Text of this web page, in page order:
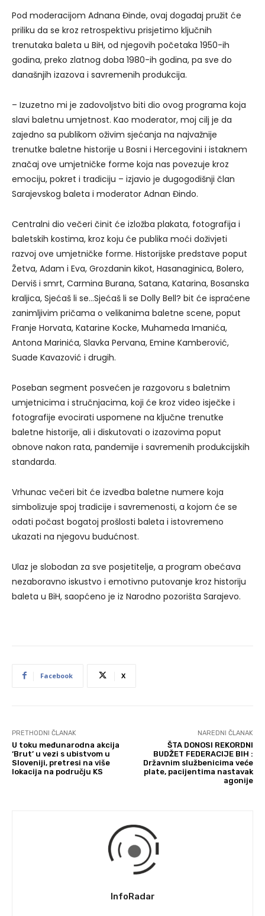
Pod moderacijom Adnana Đinde, ovaj događaj pružit će
priliku da se kroz retrospektivu prisjetimo ključnih
trenutaka baleta u BiH, od njegovih početaka 1950-ih
godina, preko zlatnog doba 1980-ih godina, pa sve do
današnjih izazova i savremenih produkcija.
– Izuzetno mi je zadovoljstvo biti dio ovog programa koja
slavi baletnu umjetnost. Kao moderator, moj cilj je da
zajedno sa publikom oživim sjećanja na najvažnije
trenutke baletne historije u Bosni i Hercegovini i istaknem
značaj ove umjetničke forme koja nas povezuje kroz
emociju, pokret i tradiciju – izjavio je dugogodišnji član
Sarajevskog baleta i moderator Adnan Đindo.
Centralni dio večeri činit će izložba plakata, fotografija i
baletskih kostima, kroz koju će publika moći doživjeti
razvoj ove umjetničke forme. Historijske predstave poput
Žetva, Adam i Eva, Grozdanin kikot, Hasanaginica, Bolero,
Derviš i smrt, Carmina Burana, Satana, Katarina, Bosanska
kraljica, Sjećaš li se…Sjećaš li se Dolly Bell? bit će ispraćene
zanimljivim pričama o velikanima baletne scene, poput
Franje Horvata, Katarine Kocke, Muhameda Imanića,
Antona Marinića, Slavka Pervana, Emine Kamberović,
Suade Kavazović i drugih.
Poseban segment posvećen je razgovoru s baletnim
umjetnicima i stručnjacima, koji će kroz video isječke i
fotografije evocirati uspomene na ključne trenutke
baletne historije, ali i diskutovati o izazovima poput
obnove nakon rata, pandemije i savremenih produkcijskih
standarda.
Vrhunac večeri bit će izvedba baletne numere koja
simbolizuje spoj tradicije i savremenosti, a kojom će se
odati počast bogatoj prošlosti baleta i istovremeno
ukazati na njegovu budućnost.
Ulaz je slobodan za sve posjetitelje, a program obećava
nezaboravno iskustvo i emotivno putovanje kroz historiju
baleta u BiH, saopćeno je iz Narodno pozorišta Sarajevo.
Facebook X
PRETHODNI ČLANAK
U toku međunarodna akcija
‘Brut’ u vezi s ubistvom u
Sloveniji, pretresi na više
lokacija na području KS
NAREDNI ČLANAK
ŠTA DONOSI REKORDNI
BUDŽET FEDERACIJE BIH :
Državnim službenicima veće
plate, pacijentima nastavak
agonije
InfoRadar